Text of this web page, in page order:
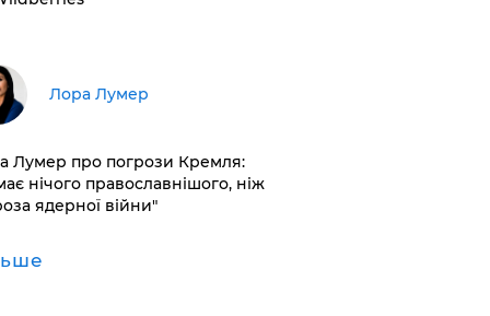
​Лора Лумер
Лумер про погрози Кремля:
нічого православнішого, ніж
ядерної війни"